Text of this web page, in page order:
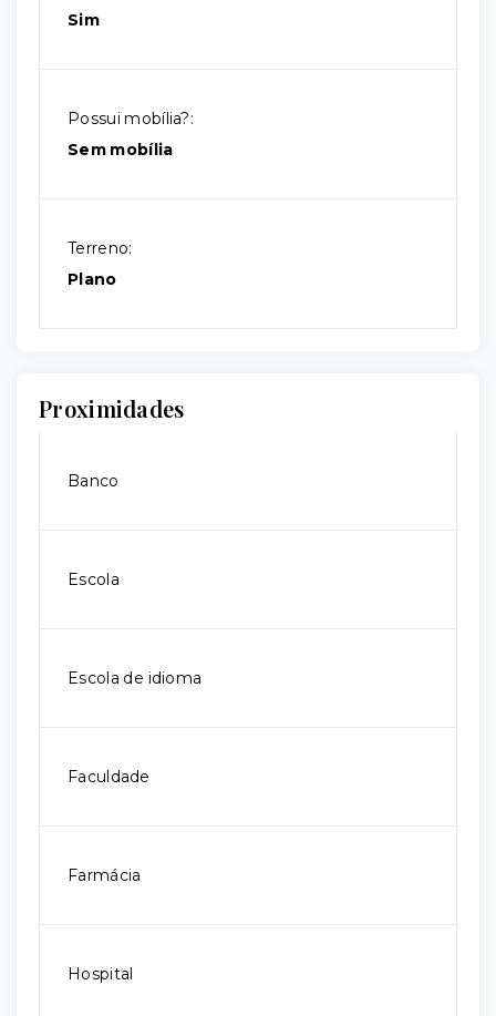
Sim
Possui mobília?:
Sem mobília
Terreno:
Plano
Proximidades
Banco
Escola
Escola de idioma
Faculdade
Farmácia
Hospital